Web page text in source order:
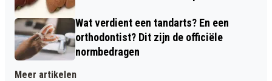
Wat verdient een tandarts? En een
orthodontist? Dit zijn de officiële
normbedragen
Meer artikelen